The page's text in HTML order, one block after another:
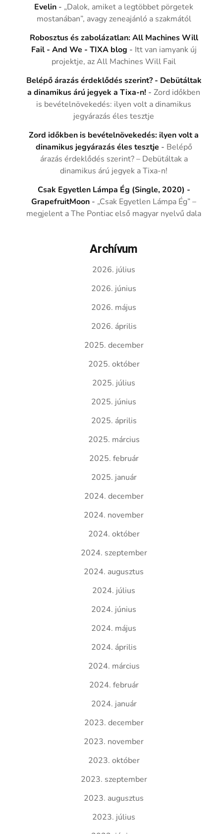
Evelin - „Dalok, amiket a legtöbbet pörgetek
mostanában”, avagy zeneajánló a szakmától
Robosztus és zabolázatlan: All Machines Will
Fail - And We - TIXA blog - Itt van iamyank új
projektje, az All Machines Will Fail
Belépő árazás érdeklődés szerint? - Debütáltak
a dinamikus árú jegyek a Tixa-n! -Zord időkben
is bevételnövekedés: ilyen volt a dinamikus
jegyárazás éles tesztje
Zord időkben is bevételnövekedés: ilyen volt a
dinamikus jegyárazás éles tesztje - Belépő
árazás érdeklődés szerint? – Debütáltak a
dinamikus árú jegyek a Tixa-n!
Csak Egyetlen Lámpa Ég (Single, 2020) -
GrapefruitMoon - „Csak Egyetlen Lámpa Ég” –
megjelent a The Pontiac első magyar nyelvű dala
Archívum
2026. július
2026. június
2026. május
2026. április
2025. december
2025. október
2025. július
2025. június
2025. április
2025. március
2025. február
2025. január
2024. december
2024. november
2024. október
2024. szeptember
2024. augusztus
2024. július
2024. június
2024. május
2024. április
2024. március
2024. február
2024. január
2023. december
2023. november
2023. október
2023. szeptember
2023. augusztus
2023. július